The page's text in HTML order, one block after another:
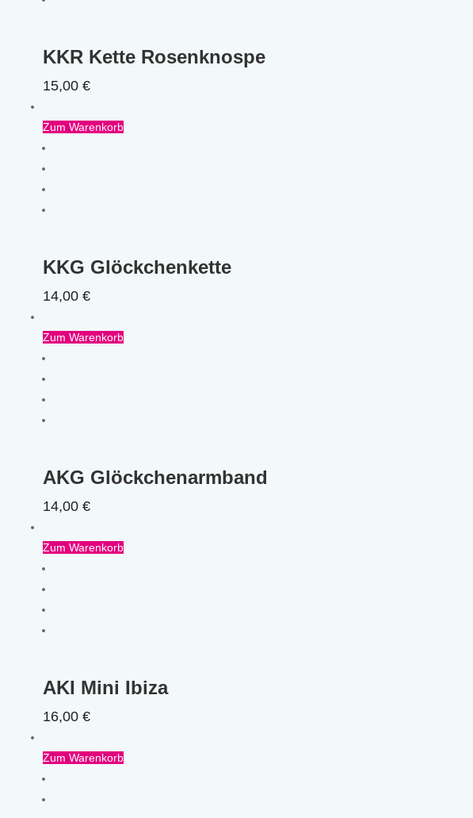
KKR Kette Rosenknospe
15,00€
Zum Warenkorb
KKG Glöckchenkette
14,00€
Zum Warenkorb
AKG Glöckchenarmband
14,00€
Zum Warenkorb
AKI Mini Ibiza
16,00€
Zum Warenkorb